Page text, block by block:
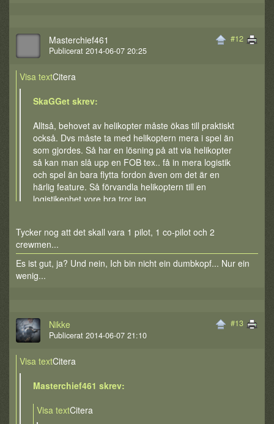
#12
Masterchief461
Publicerat 2014-06-07 20:25
Visa textCitera
SkaGGet skrev:
Alltså, behovet av helikopter måste ökas till praktiskt
också. Dvs måste ta med helikoptern mera i spel än
som gjordes. Så har en lösning på att via helikopter
så kan man slå upp en FOB tex.. få in mera logistik
och spel än bara flytta fordon även om det är en
härlig feature. Så förvandla helikoptern till en
logistikenhet vore bra tror jag.
Tycker nog att det skall vara 1 pilot, 1 co-pilot och 2
crewmen...
Es ist gut, ja? Und nein, Ich bin nicht ein dumbkopf... Nur ein
wenig...
#13
Nikke
Publicerat 2014-06-07 21:10
Visa textCitera
Masterchief461 skrev:
Visa textCitera